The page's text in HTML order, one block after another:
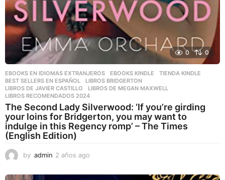
0 0
EBOOKS EN IDIOMAS EXTRANJEROS ,EBOOKS KINDLE ,TIENDA KINDLE
BEST SELLERS EN ESPAÑOL
,LIBROS BRIDGERTON
LIBROS DE JAVIER CASTILLO
,LIBROS DE MEGAN MAXWELL
LIBROS RECOMENDADOS 2024
The Second Lady Silverwood: ‘If you’re girding
your loins for Bridgerton, you may want to
indulge in this Regency romp’ – The Times
(English Edition)
by admin 2 años ago
ñ